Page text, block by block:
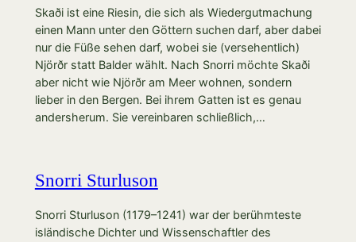
Skaði ist eine Riesin, die sich als Wiedergutmachung
einen Mann unter den Göttern suchen darf, aber dabei
nur die Füße sehen darf, wobei sie (versehentlich)
Njörðr statt Balder wählt. Nach Snorri möchte Skaði
aber nicht wie Njörðr am Meer wohnen, sondern
lieber in den Bergen. Bei ihrem Gatten ist es genau
andersherum. Sie vereinbaren schließlich,…
Snorri Sturluson
Snorri Sturluson (1179–1241) war der berühmteste
isländische Dichter und Wissenschaftler des